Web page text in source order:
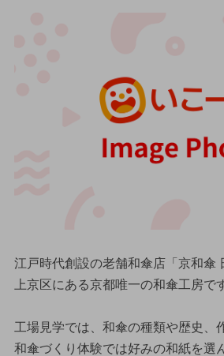
江戸時代創設の老舗和傘店「京和傘
上京区にある京都唯一の和傘工房で
工場見学では、和傘の種類や歴史、
和傘づくり体験では好みの和紙を選